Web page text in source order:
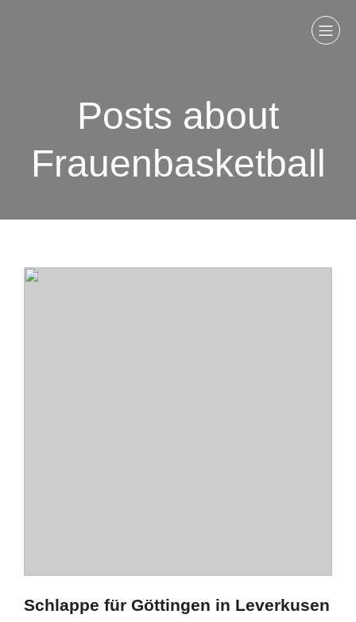
Posts about
Frauenbasketball
Schlappe für Göttingen in Leverkusen